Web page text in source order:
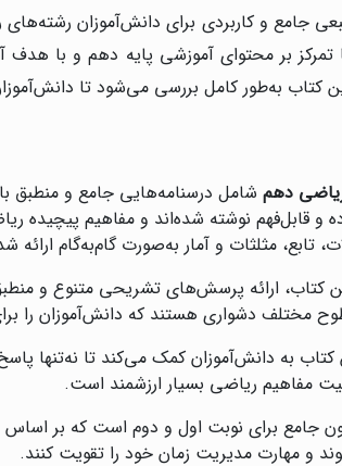
جامع و کاربردی برای دانش‌آموزان
تمرکز بر محتوای آموزشی پایه دهم و با
کتاب به‌طور کامل بررسی می‌شود تا
دهم شامل درسنامه‌هایی جامع و منطبق
قابل‌فهم نوشته شده‌اند و مفاهیم پیچیده
مثلثات و آمار به‌صورت گام‌به‌گام ارائه
کتاب، ارائه پرسش‌های تشریحی متنوع و
دشواری هستند که دانش‌آموزان را برای
به دانش‌آموزان کمک می‌کند تا نه‌تنها
مفاهیم ریاضی بسیار ارزشمند است.
جامع برای نوبت اول و دوم است که بر اساس
و مهارت مدیریت زمان خود را تقویت کنند.